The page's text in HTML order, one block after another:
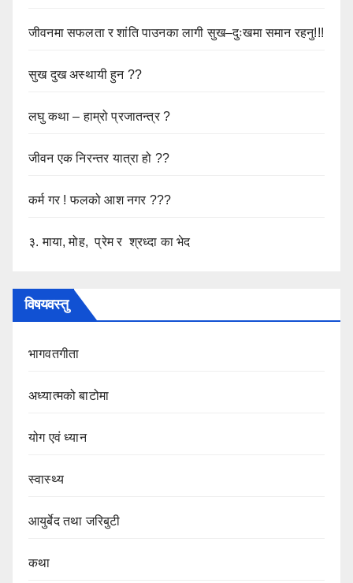
जीवनमा सफलता र शांति पाउनका लागी सुख–दुःखमा समान रहनु!!!
सुख दुख अस्थायी हुन ??
लघु कथा – हाम्रो प्रजातन्त्र ?
जीवन एक निरन्तर यात्रा हो ??
कर्म गर ! फलको आश नगर ???
३. माया, मोह, प्रेम र श्रध्दा का भेद
विषयवस्तु
भागवतगीता
अध्यात्मको बाटोमा
योग एवं ध्यान
स्वास्थ्य
आयुर्बेद तथा जरिबुटी
कथा